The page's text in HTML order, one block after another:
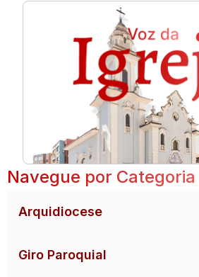
Navegue por Categoria
Arquidiocese
Giro Paroquial